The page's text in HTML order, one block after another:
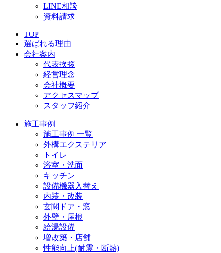
LINE相談
資料請求
TOP
選ばれる理由
会社案内
代表挨拶
経営理念
会社概要
アクセスマップ
スタッフ紹介
施工事例
施工事例 一覧
外構エクステリア
トイレ
浴室・洗面
キッチン
設備機器入替え
内装・改装
玄関ドア・窓
外壁・屋根
給湯設備
増改築・店舗
性能向上(耐震・断熱)